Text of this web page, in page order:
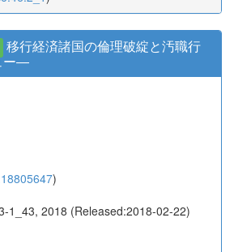
移行経済諸国の倫理破綻と汚職行
ー―
)
1_43, 2018 (Released:2018-02-22)